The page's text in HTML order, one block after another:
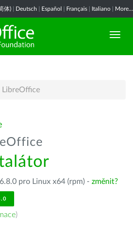
体) Deutsch Español Français Italiano More...
LibreOffice
pro Linux x64 (rpm) - změnit?
)